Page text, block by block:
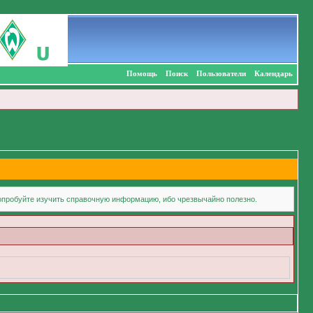
Помощь Поиск Пользователи Календарь
изучить справочную информацию, ибо чрезвычайно полезно.